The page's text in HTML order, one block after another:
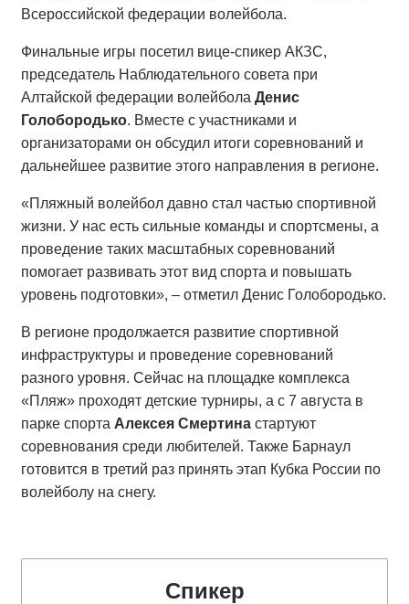
Всероссийской федерации волейбола.
Финальные игры посетил вице-спикер АКЗС,
председатель Наблюдательного совета при
Алтайской федерации волейбола Денис
Голобородько. Вместе с участниками и
организаторами он обсудил итоги соревнований и
дальнейшее развитие этого направления в регионе.
«Пляжный волейбол давно стал частью спортивной
жизни. У нас есть сильные команды и спортсмены, а
проведение таких масштабных соревнований
помогает развивать этот вид спорта и повышать
уровень подготовки», – отметил Денис Голобородько.
В регионе продолжается развитие спортивной
инфраструктуры и проведение соревнований
разного уровня. Сейчас на площадке комплекса
«Пляж» проходят детские турниры, а с 7 августа в
парке спорта Алексея Смертина стартуют
соревнования среди любителей. Также Барнаул
готовится в третий раз принять этап Кубка России по
волейболу на снегу.
Спикер